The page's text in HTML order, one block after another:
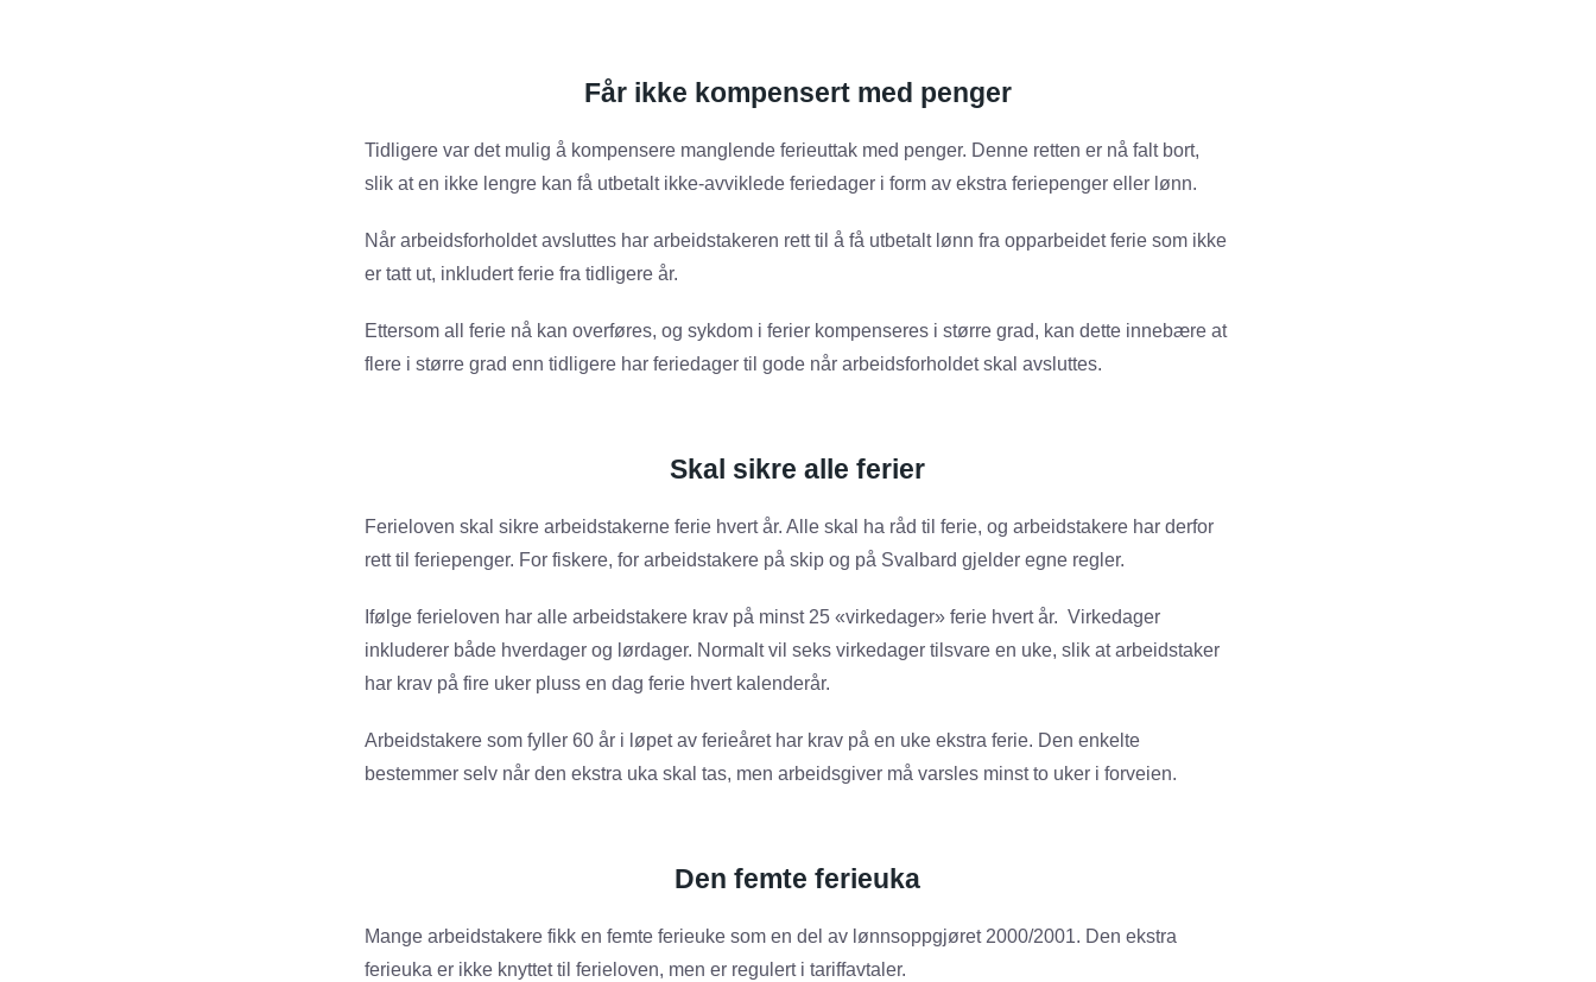
Får ikke kompensert med penger
Tidligere var det mulig å kompensere manglende ferieuttak med penger. Denne retten er nå falt bort,
slik at en ikke lengre kan få utbetalt ikke-avviklede feriedager i form av ekstra feriepenger eller lønn.
Når arbeidsforholdet avsluttes har arbeidstakeren rett til å få utbetalt lønn fra opparbeidet ferie som ikke
er tatt ut, inkludert ferie fra tidligere år.
Ettersom all ferie nå kan overføres, og sykdom i ferier kompenseres i større grad, kan dette innebære at
flere i større grad enn tidligere har feriedager til gode når arbeidsforholdet skal avsluttes.
Skal sikre alle ferier
Ferieloven skal sikre arbeidstakerne ferie hvert år. Alle skal ha råd til ferie, og arbeidstakere har derfor
rett til feriepenger. For fiskere, for arbeidstakere på skip og på Svalbard gjelder egne regler.
Ifølge ferieloven har alle arbeidstakere krav på minst 25 «virkedager» ferie hvert år. Virkedager
inkluderer både hverdager og lørdager. Normalt vil seks virkedager tilsvare en uke, slik at arbeidstaker
har krav på fire uker pluss en dag ferie hvert kalenderår.
Arbeidstakere som fyller 60 år i løpet av ferieåret har krav på en uke ekstra ferie. Den enkelte
bestemmer selv når den ekstra uka skal tas, men arbeidsgiver må varsles minst to uker i forveien.
Den femte ferieuka
Mange arbeidstakere fikk en femte ferieuke som en del av lønnsoppgjøret 2000/2001. Den ekstra
ferieuka er ikke knyttet til ferieloven, men er regulert i tariffavtaler.